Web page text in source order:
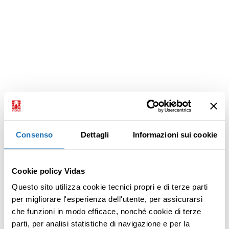
Consenso Dettagli Informazioni sui cookie
Cookie policy Vidas
Questo sito utilizza cookie tecnici propri e di terze parti
per migliorare l'esperienza dell'utente, per assicurarsi
che funzioni in modo efficace, nonché cookie di terze
parti, per analisi statistiche di navigazione e per la